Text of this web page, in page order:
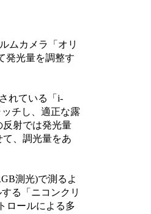
ムカメラ「オリ
発光量を調整す
れている「i-
チし、適正な露
射では発光量
、調光量をあ
測光)で測るよ
る「ニコンクリ
ロールによる多